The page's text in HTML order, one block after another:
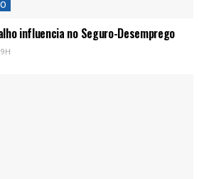
influencia no Seguro-Desemprego